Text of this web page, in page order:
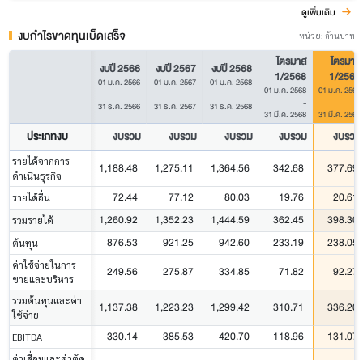
ดูเพิ่มเติม
งบกำไรขาดทุนเบ็ดเสร็จ หน่วย: ล้านบาท
งบปี 2566
01 ม.ค. 2566
-
31 ธ.ค. 2566
งบปี 2567
01 ม.ค. 2567
-
31 ธ.ค. 2567
งบปี 2568
01 ม.ค. 2568
-
31 ธ.ค. 2568
ไตรมาส
1/2568
01 ม.ค. 2568
-
31 มี.ค. 2568
ไตรมาส
1/2569
01 ม.ค. 2569
31 มี.ค. 2569
ประเภทงบ งบรวม งบรวม งบรวม งบรวม งบรวม
รายได้จากการ
ดำเนินธุรกิจ
1,188.48 1,275.11 1,364.56 342.68 377.69
รายได้อื่น 72.44 77.12 80.03 19.76 20.61
รวมรายได้ 1,260.92 1,352.23 1,444.59 362.45 398.30
ต้นทุน 876.53 921.25 942.60 233.19 238.05
ค่าใช้จ่ายในการ
ขายและบริหาร
249.56 275.87 334.85 71.82 92.27
รวมต้นทุนและค่า
ใช้จ่าย
1,137.38 1,223.23 1,299.42 310.71 336.20
EBITDA 330.14 385.53 420.70 118.96 131.07